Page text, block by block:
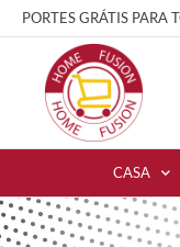
PORTES GRÁTIS
CASA